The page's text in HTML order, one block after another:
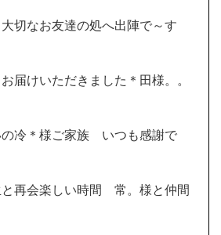
切なお友達の処へ出陣で～す
届けいただきました＊田様。。
の冷＊様ご家族 いつも感謝で
再会楽しい時間 常。様と仲間